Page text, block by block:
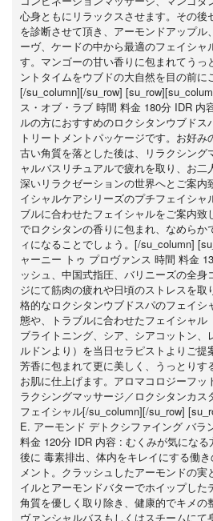
心身ともにリラックスさせます。その後
を診断させて頂き、アーモンドアップル
ーヴ、ケードの中から最適のフェイシャ
す。マンゴーの甘い香りに包まれてうっ
ントタイムをウブドの大自然を目の前に
[/su_column][/su_row]
ス・オブ・ラブ 時間 料金 180分 IDR 内
ルの方におすすめのロクシタンウブドス
トリートメントパッケージです。お好
古い角質を落とした後は、リラクシング
ャルバスリチュアルで疲れを取り、お二
深いリラクゼーションの世界へとご案内
イシャルケアシリーズのプチフェイシャ
ブルに合わせたフェイシャルをご案内致
でロクシタンの香りに包まれ、なめらか
ィになることでしょう。[/su_column]
ャーニー トゥ プロヴァンス 時間 料金
ッシュ、中国式指圧、バリニーズの全身
ジにて筋肉の疲れや日頃のストレスを
格的なロクシタンウブドスパのフェイシ
態や、トラブルに合わせたフェイシャル
ブライトニング、シア、シアコットン、
ルドンより）を当日セラピストよりご
芳香に包まれて更に美しく、うっとりす
お肌に仕上げます。アロマコロジーフッ
ラクシングマッサージ／ロクシタンカス
フェイシャル[/su_column][/su_row]
E. アーモンド デトクシファイング バラ
料金 120分 IDR 内容 : むくみが気にな
後に 毒素排出、体内をキレイにする働
メント。クラッシュしたアーモンドの実
イルとアーモンドバターでホイップし
角質を優しく取り除き、健康的でキメの
ヴァンシャルバスもしくはスチームにて